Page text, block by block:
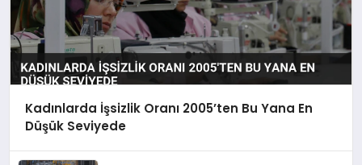
Kadınlarda İşsizlik Oranı 2005’ten Bu Yana En
Düşük Seviyede